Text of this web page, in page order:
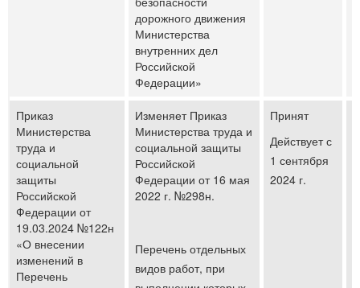
дорожного движения
Министерства
внутренних дел
Российской
Федерации»
Приказ
Министерства
труда и
социальной
защиты
Российской
Федерации от
19.03.2024 №122н
«О внесении
изменений в
Перечень
Изменяет Приказ
Министерства труда и
социальной защиты
Российской
Федерации от 16 мая
2022 г. №298н.
Перечень отдельных
видов работ, при
Принят
Действует с
1 сентября
2024 г.